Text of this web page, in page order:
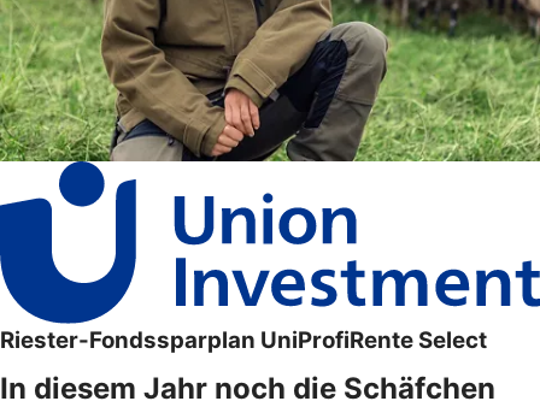
Riester-Fondssparplan UniProfiRente Select
In diesem Jahr noch die Schäfchen